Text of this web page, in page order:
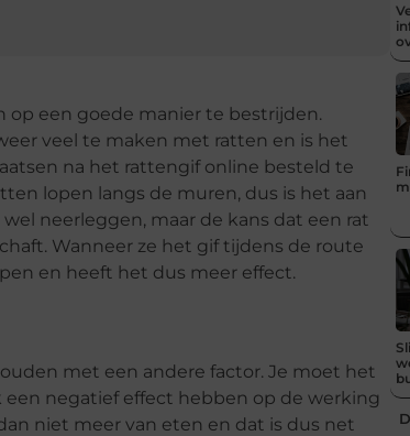
op een goede manier te bestrijden.
veel te maken met ratten en is het
na het rattengif online besteld te
lopen langs de muren, dus is het aan
neerleggen, maar de kans dat een rat
Wanneer ze het gif tijdens de route
en heeft het dus meer effect.
met een andere factor. Je moet het
negatief effect hebben op de werking
niet meer van eten en dat is dus net